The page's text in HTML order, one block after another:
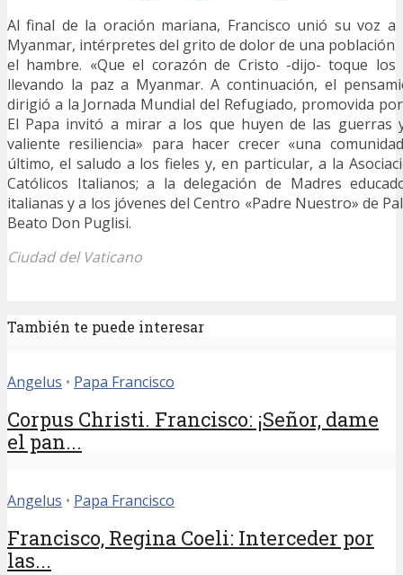
Al final de la oración mariana, Francisco unió su voz
Myanmar, intérpretes del grito de dolor de una
el hambre. «Que el corazón de Cristo -dijo- toque los
llevando la paz a Myanmar. A continuación, el
dirigió a la Jornada Mundial del Refugiado, promovida
El Papa invitó a mirar a los que huyen de las guerras
valiente resiliencia» para hacer crecer «una
último, el saludo a los fieles y, en particular, a la
Católicos Italianos; a la delegación de Madres
italianas y a los jóvenes del Centro «Padre Nuestro» de
Beato Don Puglisi.
Ciudad del Vaticano
También te puede interesar
Angelus • Papa Francisco
Corpus Christi. Francisco: ¡Señor, dame
el pan...
Angelus • Papa Francisco
Francisco, Regina Coeli: Interceder por
las...